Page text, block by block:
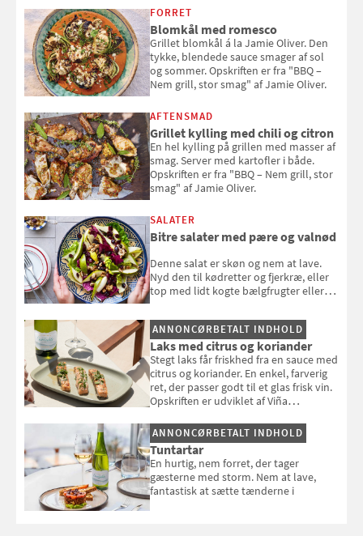
smag" af Jamie Oliver.
FORRET
Blomkål med romesco
Grillet blomkål á la Jamie Oliver. Den
tykke, blendede sauce smager af sol
og sommer. Opskriften er fra "BBQ –
Nem grill, stor smag" af Jamie Oliver.
AFTENSMAD
Grillet kylling med chili og citron
En hel kylling på grillen med masser af
smag. Server med kartofler i både.
Opskriften er fra "BBQ – Nem grill, stor
smag" af Jamie Oliver.
SALATER
Bitre salater med pære og valnød
Denne salat er skøn og nem at lave.
Nyd den til kødretter og fjerkræ, eller
top med lidt kogte bælgfrugter eller
selvstændigt måltid. Opskriften er fra
Louisa Lorangs kogebog "Salat".
ANNONCØRBETALT INDHOLD
Laks med citrus og koriander
Stegt laks får friskhed fra en sauce med
citrus og koriander. En enkel, farverig
ret, der passer godt til et glas frisk vin.
Opskriften er udviklet af Viña
ANNONCØRBETALT INDHOLD
Tuntartar
En hurtig, nem forret, der tager
gæsterne med storm. Nem at lave,
fantastisk at sætte tænderne i